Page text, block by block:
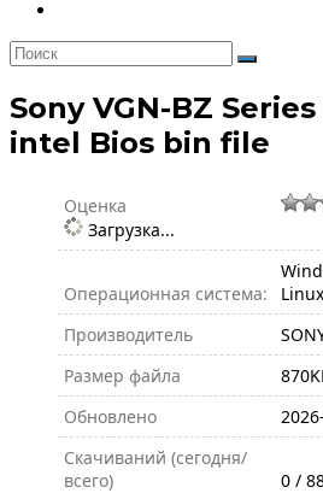
Sony VGN-BZ Series
intel Bios bin file
Оценка
Загрузка...
Операционная система:
Производитель
Размер файла
Обновлено
Скачиваний (сегодня/
всего)
0 /